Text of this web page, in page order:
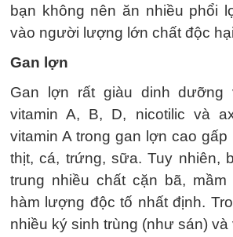
bạn không nên ăn nhiều phổi
vào người lượng lớn chất độc
Gan lợn
Gan lợn rất giàu dinh dưỡng
vitamin A, B, D, nicotilic và
vitamin A trong gan lợn cao
thịt, cá, trứng, sữa. Tuy nhiên,
trung nhiều chất cặn bã,
hàm lượng độc tố nhất định.
nhiều ký sinh trùng (như sán) và